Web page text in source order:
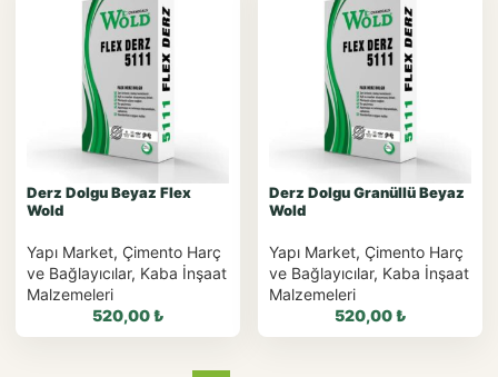
WhatsApp ile
Sipariş
WhatsApp Teklif Al
WhatsApp ile
Sipariş
WhatsApp Teklif Al
Derz Dolgu Beyaz Flex
Wold
Yapı Market, Çimento Harç
ve Bağlayıcılar, Kaba İnşaat
Malzemeleri
520,00₺
Derz Dolgu Granüllü Beyaz
Wold
Yapı Market, Çimento Harç
ve Bağlayıcılar, Kaba İnşaat
Malzemeleri
520,00₺